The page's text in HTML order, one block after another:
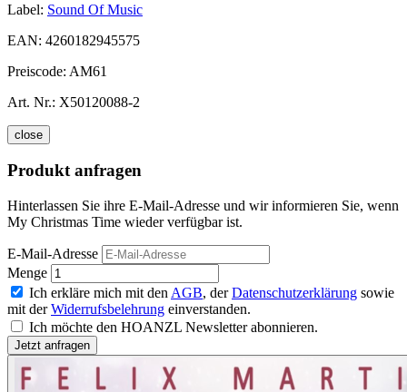
Label: Sound Of Music
EAN: 4260182945575
Preiscode: AM61
Art. Nr.: X50120088-2
close
Produkt anfragen
Hinterlassen Sie ihre E-Mail-Adresse und wir informieren Sie, wenn
My Christmas Time wieder verfügbar ist.
E-Mail-Adresse
Menge
Ich erkläre mich mit den AGB, derDatenschutzerklärung sowie
mit derWiderrufsbelehrung einverstanden.
Ich möchte den HOANZL Newsletter abonnieren.